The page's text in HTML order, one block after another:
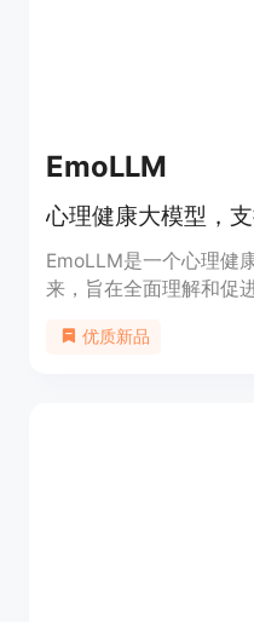
EmoLLM
心理健康大模型，
EmoLLM是一个心理健
来，旨在全面理解和促
素、社会环境、生理健
优质新品